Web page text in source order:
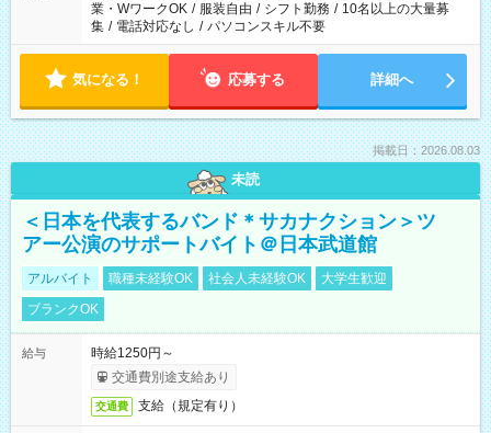
業・WワークOK / 服装自由 / シフト勤務 / 10名以上の大量募
集 / 電話対応なし / パソコンスキル不要
気になる！ 応募する 詳細へ
掲載日：2026.08.03
未読
＜日本を代表するバンド＊サカナクション＞ツ
アー公演のサポートバイト＠日本武道館
アルバイト 職種未経験OK 社会人未経験OK
大学生歓迎
ブランクOK
給与
時給1250円～
交通費別途支給あり
交通費 支給（規定有り）